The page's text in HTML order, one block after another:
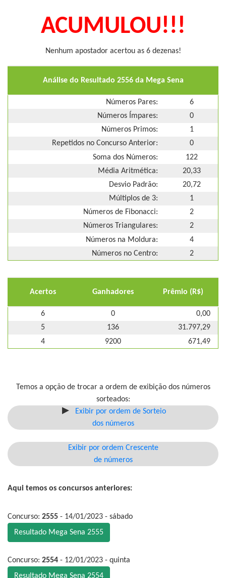
ACUMULOU!!!
Nenhum apostador acertou as 6 dezenas!
Análise do Resultado 2556 da Mega Sena
Números Pares:
6
Números Ímpares:
0
Números Primos:
1
Repetidos no Concurso Anterior:
0
Soma dos Números:
122
Média Aritmética:
20,33
Desvio Padrão:
20,72
Múltiplos de 3:
1
Números de Fibonacci:
2
Números Triangulares:
2
Números na Moldura:
4
Números no Centro:
2
Acertos Ganhadores Prêmio (R$)
6 0
0,00
5
136
31.797,29
4
9200 671,49
Temos a opção de trocar a ordem de exibição dos números
sorteados:
Exibir por ordem de Sorteio
dos números
Exibir por ordem Crescente
de números
Aqui temos os concursos anteriores:
Concurso: 2555 - 14/01/2023 - sábado
Resultado Mega Sena 2555
Concurso: 2554 - 12/01/2023 - quinta
Resultado Mega Sena 2554